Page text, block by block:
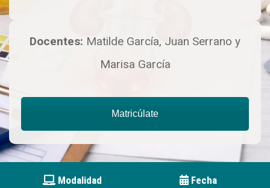
Docentes: Matilde García, Juan Serrano y
Marisa García
Matricúlate
Modalidad
Fecha